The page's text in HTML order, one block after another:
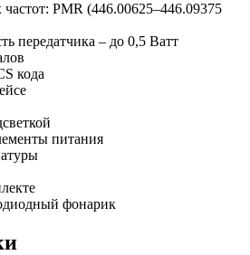
PMR (446.00625–446.09375
передатчика – до 0,5 Ватт
кода
питания
фонарик